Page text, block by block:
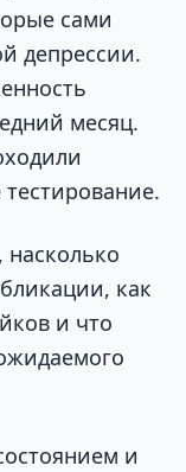
сами
депрессии.
месяц.
насколько
как
и что
и